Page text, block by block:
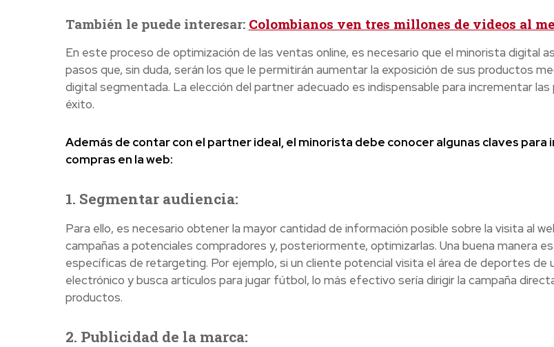
También le puede interesar: Colombianos ven tres millones de videos al
En este proceso de optimización de las ventas online, es necesario que el minorista digital
pasos que, sin duda, serán los que le permitirán aumentar la exposición de sus productos
digital segmentada. La elección del partner adecuado es indispensable para incrementar las
éxito.
Además de contar con el partner ideal, el minorista debe conocer algunas claves para
compras en la web:
1. Segmentar audiencia:
Para ello, es necesario obtener la mayor cantidad de información posible sobre la visita al
campañas a potenciales compradores y, posteriormente, optimizarlas. Una buena manera
específicas de retargeting. Por ejemplo, si un cliente potencial visita el área de deportes de
electrónico y busca artículos para jugar fútbol, lo más efectivo sería dirigir la campaña
productos.
2. Publicidad de la marca: